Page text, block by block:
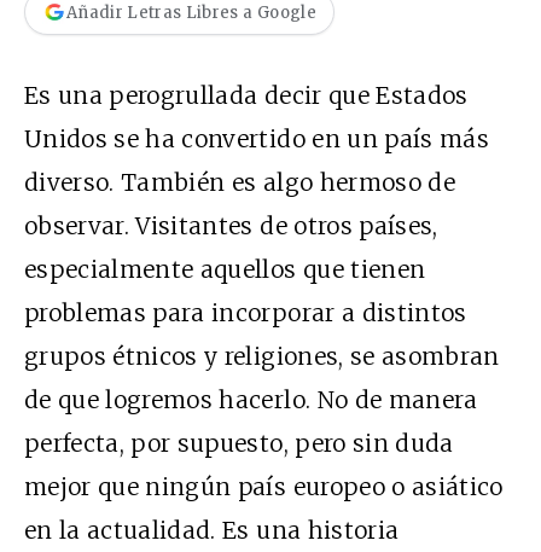
Añadir Letras Libres a Google
Es una perogrullada decir que Estados
Unidos se ha convertido en un país más
diverso. También es algo hermoso de
observar. Visitantes de otros países,
especialmente aquellos que tienen
problemas para incorporar a distintos
grupos étnicos y religiones, se asombran
de que logremos hacerlo. No de manera
perfecta, por supuesto, pero sin duda
mejor que ningún país europeo o asiático
en la actualidad. Es una historia